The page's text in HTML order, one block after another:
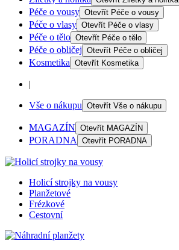
Péče o vousy Otevřít Péče o vousy
Péče o vlasy Otevřít Péče o vlasy
Péče o tělo Otevřít Péče o tělo
Péče o obličej Otevřít Péče o obličej
Kosmetika Otevřít Kosmetika
|
Vše o nákupu Otevřít Vše o nákupu
MAGAZÍN Otevřít MAGAZÍN
PORADNA Otevřít PORADNA
Holicí strojky na vousy
Planžetové
Frézkové
Cestovní